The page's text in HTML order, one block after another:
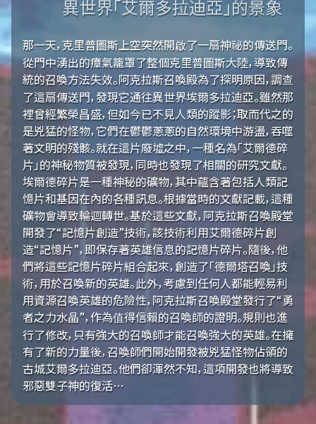
異世界「艾爾多拉迪亞」的景象
那一天，克里普圖斯上空突然開啟了一扇神祕的傳送門。
從門中湧出的瘴氣籠罩了整個克里普圖斯大陸，導致傳
統的召喚方法失效。阿克拉斯召喚殿為了探明原因，調查
了這扇傳送門，發現它通往異世界埃爾多拉迪亞。雖然那
裡曾經繁榮昌盛，但如今已不見人類的蹤影；取而代之的
是兇猛的怪物，它們在鬱鬱蔥蔥的自然環境中游盪，吞噬
著文明的殘骸。就在這片廢墟之中，一種名為「艾爾德碎
片」的神秘物質被發現，同時也發現了相關的研究文獻。
埃爾德碎片是一種神秘的礦物，其中蘊含著包括人類記
憶片和基因在內的各種訊息。根據當時的文獻記載，這種
礦物會導致輪迴轉世。基於這些文獻，阿克拉斯召喚殿堂
開發了“記憶片創造”技術，該技術利用艾爾德碎片創
造“記憶片”，即保存著英雄信息的記憶片碎片。隨後，他
們將這些記憶片碎片組合起來，創造了「德爾塔召喚」技
術，用於召喚新的英雄。此外，考慮到任何人都能輕易利
用資源召喚英雄的危險性，阿克拉斯召喚殿堂發行了“勇
者之力水晶”，作為值得信賴的召喚師的證明。規則也進
行了修改，只有強大的召喚師才能召喚強大的英雄。在擁
有了新的力量後，召喚師們開始開發被兇猛怪物佔領的
古城艾爾多拉迪亞。他們卻渾然不知，這項開發也將導致
邪惡雙子神的復活…